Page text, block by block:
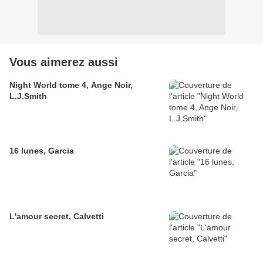
Vous aimerez aussi
Night World tome 4, Ange Noir,
L.J.Smith
16 lunes, Garcia
L'amour secret, Calvetti